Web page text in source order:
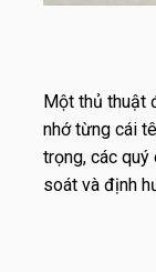
Một thủ thuật
nhớ từng cái
trọng, các
soát và định